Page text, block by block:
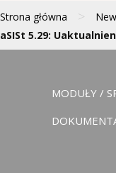
Strona główna >
aSISt 5.29:
MODUŁY /